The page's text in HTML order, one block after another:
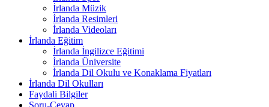
İrlanda Müzik
İrlanda Resimleri
İrlanda Videoları
İrlanda Eğitim
İrlanda İngilizce Eğitimi
İrlanda Üniversite
İrlanda Dil Okulu ve Konaklama Fiyatları
İrlanda Dil Okulları
Faydali Bilgiler
Soru-Cevap